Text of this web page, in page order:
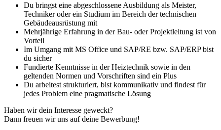
Du bringst eine abgeschlossene Ausbildung als Meister,
Techniker oder ein Studium im Bereich der technischen
Gebäudeausrüstung mit
Mehrjährige Erfahrung in der Bau- oder Projektleitung ist von
Vorteil
Im Umgang mit MS Office und SAP/RE bzw. SAP/ERP bist
du sicher
Fundierte Kenntnisse in der Heiztechnik sowie in den
geltenden Normen und Vorschriften sind ein Plus
Du arbeitest strukturiert, bist kommunikativ und findest für
jedes Problem eine pragmatische Lösung
Haben wir dein Interesse geweckt?
Dann freuen wir uns auf deine Bewerbung!